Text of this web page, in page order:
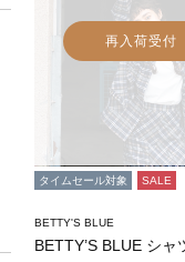
再入荷受付
タイムセール対象 SALE
BETTY'S BLUE